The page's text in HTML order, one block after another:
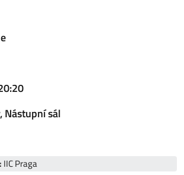
Nástupní sál
IIC Praga